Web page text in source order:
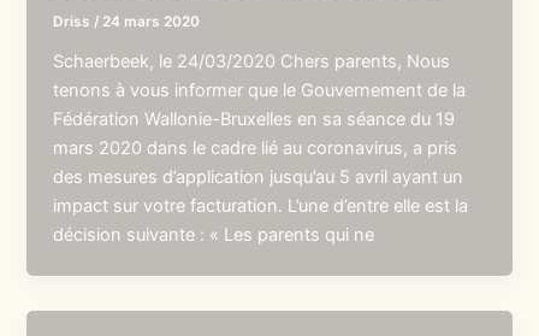
Driss / 24 mars 2020
Schaerbeek, le 24/03/2020 Chers parents, Nous
tenons à vous informer que le Gouvernement de la
Fédération Wallonie-Bruxelles en sa séance du 19
mars 2020 dans le cadre lié au coronavirus, a pris
des mesures d’application jusqu’au 5 avril ayant un
impact sur votre facturation. L’une d’entre elle est la
décision suivante : « Les parents qui ne